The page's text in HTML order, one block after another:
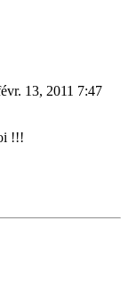
13, 2011 7:47
!!!